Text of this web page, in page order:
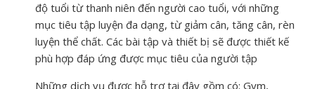
độ tuổi từ thanh niên đến người cao tuổi, với những
mục tiêu tập luyện đa dạng, từ giảm cân, tăng cân, rèn
luyện thể chất. Các bài tập và thiết bị sẽ được thiết kế
phù hợp đáp ứng được mục tiêu của người tập
Những dịch vụ được hỗ trợ tại đây gồm có: Gym,